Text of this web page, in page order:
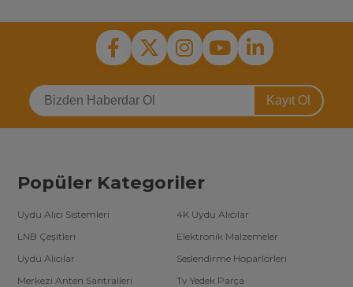
Kayıt Ol
Popüler Kategoriler
Uydu Alıcı Sistemleri
4K Uydu Alıcılar
LNB Çeşitleri
Elektronik Malzemeler
Uydu Alıcılar
Seslendirme Hoparlörleri
Merkezi Anten Santralleri
Tv Yedek Parça